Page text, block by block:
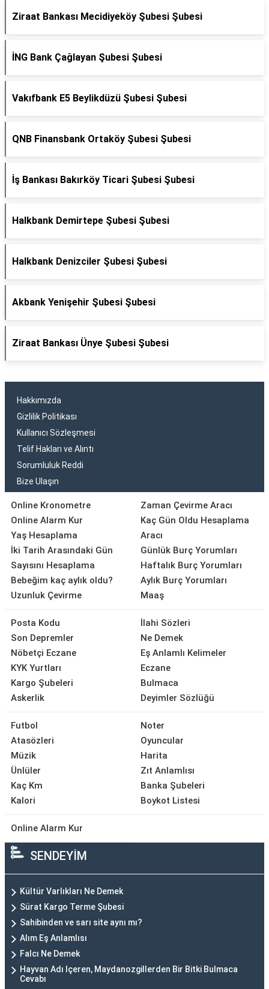
Ziraat Bankası Mecidiyeköy Şubesi Şubesi
İNG Bank Çağlayan Şubesi Şubesi
Vakıfbank E5 Beylikdüzü Şubesi Şubesi
QNB Finansbank Ortaköy Şubesi Şubesi
İş Bankası Bakırköy Ticari Şubesi Şubesi
Halkbank Demirtepe Şubesi Şubesi
Halkbank Denizciler Şubesi Şubesi
Akbank Yenişehir Şubesi Şubesi
Ziraat Bankası Ünye Şubesi Şubesi
Hakkımızda
Gizlilik Politikası
Kullanıcı Sözleşmesi
Telif Hakları ve Alıntı
Sorumluluk Reddi
Bize Ulaşın
Online Kronometre
Online Alarm Kur
Yaş Hesaplama
İki Tarih Arasındaki Gün
Sayısını Hesaplama
Bebeğim kaç aylık oldu?
Uzunluk Çevirme
Zaman Çevirme Aracı
Kaç Gün Oldu Hesaplama
Aracı
Günlük Burç Yorumları
Haftalık Burç Yorumları
Aylık Burç Yorumları
Maaş
Posta Kodu
Son Depremler
Nöbetçi Eczane
KYK Yurtları
Kargo Şubeleri
Askerlik
İlahi Sözleri
Ne Demek
Eş Anlamlı Kelimeler
Eczane
Bulmaca
Deyimler Sözlüğü
Futbol
Atasözleri
Müzik
Ünlüler
Kaç Km
Kalori
Noter
Oyuncular
Harita
Zıt Anlamlısı
Banka Şubeleri
Boykot Listesi
Online Alarm Kur
SENDEYİM
Kültür Varlıkları Ne Demek
Sürat Kargo Terme Şubesi
Sahibinden ve sarı site aynı mı?
Alım Eş Anlamlısı
Falcı Ne Demek
Hayvan Adı Içeren, Maydanozgillerden Bir Bitki Bulmaca
Cevabı